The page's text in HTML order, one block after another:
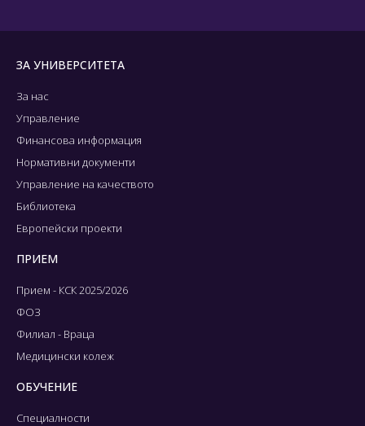
ЗА УНИВЕРСИТЕТА
За нас
Управление
Финансова информация
Нормативни документи
Управление на качеството
Библиотека
Европейски проекти
ПРИЕМ
Прием - КСК 2025/2026
ФОЗ
Филиал - Враца
Медицински колеж
ОБУЧЕНИЕ
Специалности